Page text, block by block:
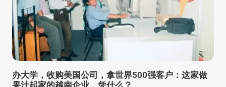
办大学，收购美国公司，拿世界500强客户：这家做
果汁起家的越南企业，凭什么？